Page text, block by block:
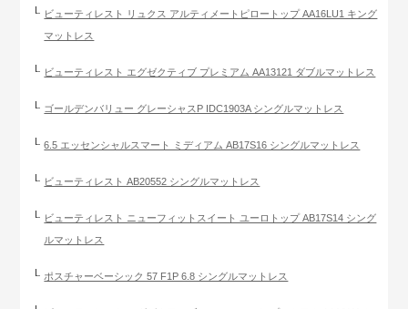
ビューティレスト リュクス アルティメートピロートップ AA16LU1 キング
マットレス
ビューティレスト エグゼクティブ プレミアム AA13121 ダブルマットレス
ゴールデンバリュー グレーシャスP IDC1903A シングルマットレス
6.5 エッセンシャルスマート ミディアム AB17S16 シングルマットレス
ビューティレスト AB20552 シングルマットレス
ビューティレスト ニューフィットスイート ユーロトップ AB17S14 シング
ルマットレス
ポスチャーベーシック 57 F1P 6.8 シングルマットレス